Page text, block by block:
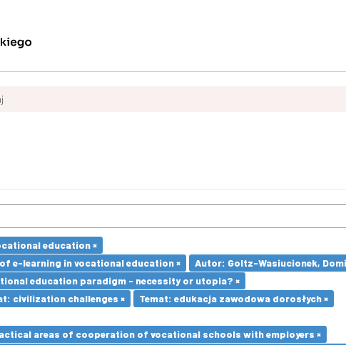
education ×
e-learning in vocational education ×
Autor: Goltz-Wasiucionek,
education paradigm - necessity or utopia? ×
civilization challenges ×
Temat: edukacja zawodowa dorosłych ×
areas of cooperation of vocational schools with employers ×